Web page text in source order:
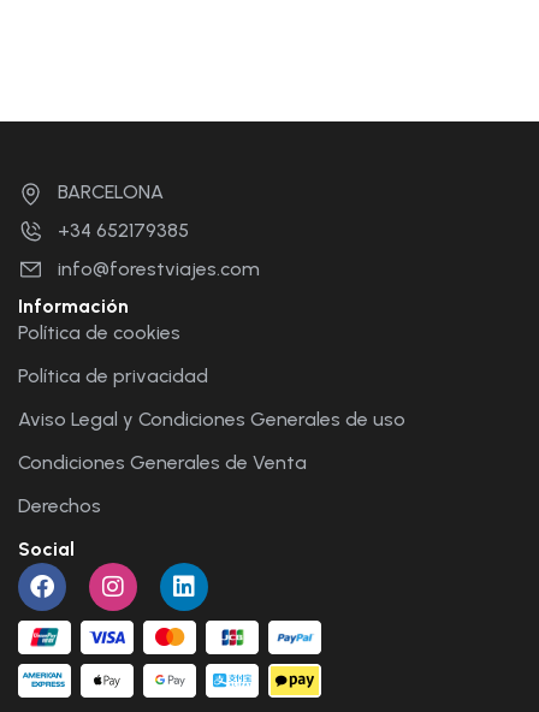
BARCELONA
+34 652179385
info@forestviajes.com
Información
Política de cookies
Política de privacidad
Aviso Legal y Condiciones Generales de uso
Condiciones Generales de Venta
Derechos
Social